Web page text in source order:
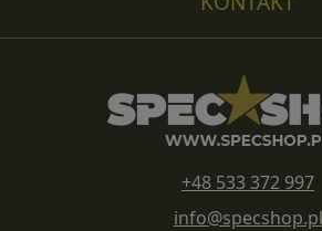
+48 533 372 997
info@specshop.pl